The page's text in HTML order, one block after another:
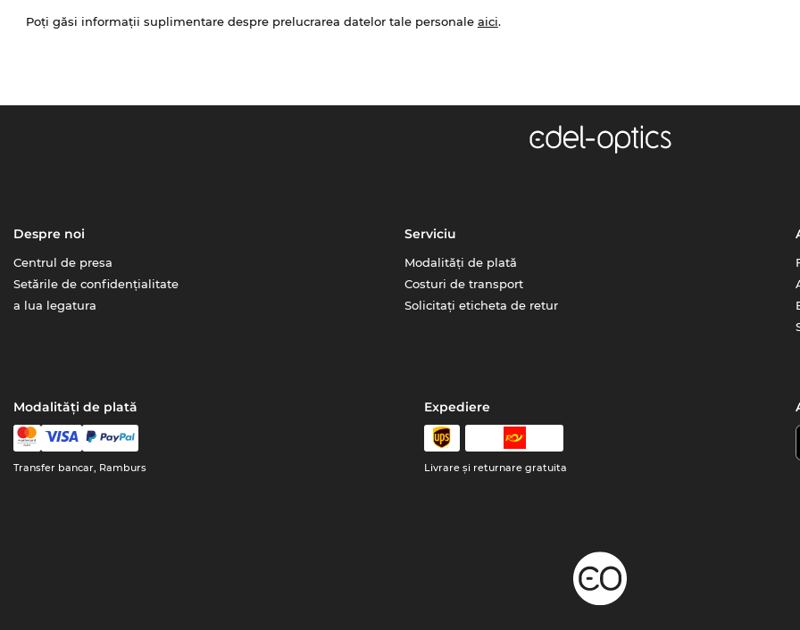
Poți găsi informații suplimentare despre prelucrarea datelor tale personale aici.
Despre noi
Centrul de presa
Setările de confidențialitate
a lua legatura
Serviciu
Modalități de plată
Costuri de transport
Solicitați eticheta de retur
Modalități de plată
Transfer bancar, Ramburs
Expediere
Livrare şi returnare gratuita